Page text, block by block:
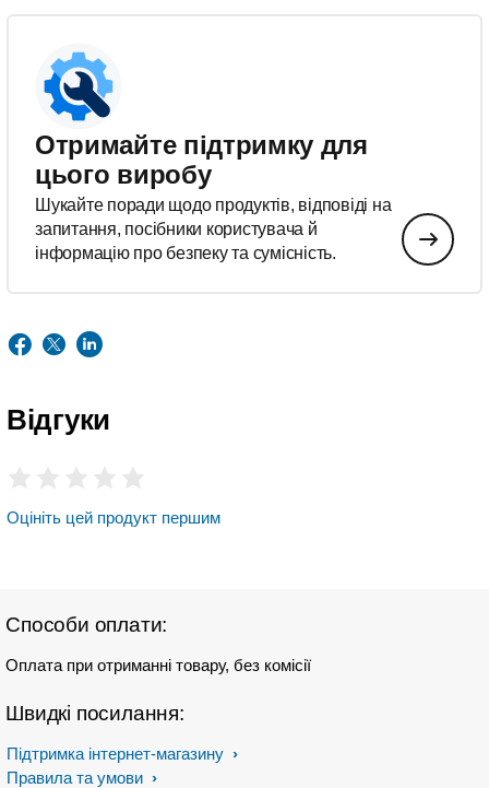
Отримайте підтримку для
цього виробу
Шукайте поради щодо продуктів, відповіді на
запитання, посібники користувача й
інформацію про безпеку та сумісність.
Відгуки
Оцініть цей продукт першим
Способи оплати:
Оплата при отриманні товару, без комісії
Швидкі посилання:
Підтримка інтернет-магазину
Правила та умови